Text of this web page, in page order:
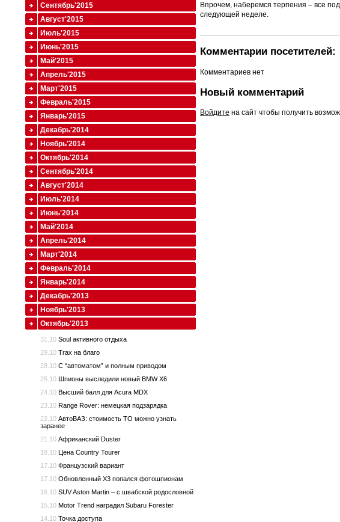
Впрочем, наберемся терпения – все
следующей неделе.
Комментарии посетителей:
Комментариев нет
Новый комментарий
Войдите на сайт чтобы получить
Сентябрь'2015
Август'2015
Июль'2015
Июнь'2015
Май'2015
Апрель'2015
Март'2015
Февраль'2015
Январь'2015
Декабрь'2014
Ноябрь'2014
Октябрь'2014
Сентябрь'2014
Август'2014
Июль'2014
Июнь'2014
Май'2014
Апрель'2014
Март'2014
Февраль'2014
Январь'2014
Декабрь'2013
Ноябрь'2013
Октябрь'2013
31.10 Soul активного отдыха
29.10 Trax на благо
28.10 С “автоматом” и полным приводом
25.10 Шпионы выследили новый BMW X6
24.10 Высший балл для Acura MDX
23.10 Range Rover: немецкая подзарядка
22.10 АвтоВАЗ: стоимость ТО можно узнать
заранее
21.10 Африканский Duster
18.10 Цена Country Tourer
17.10 Французский вариант
17.10 Обновленный X3 попался фотошпионам
16.10 SUV Aston Martin – с швабской родословной
15.10 Motor Trend наградил Subaru Forester
14.10 Точка доступа